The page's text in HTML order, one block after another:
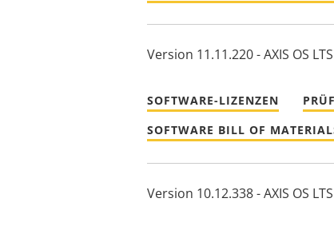
Version 11.11.220 - AXIS OS
SOFTWARE-LIZENZEN
SOFTWARE BILL OF
Version 10.12.338 - AXIS OS